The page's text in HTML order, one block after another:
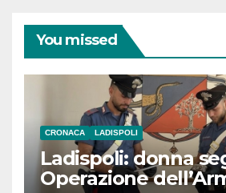
You missed
CRONACA LADISPOLI
Ladispoli: donna
Operazione